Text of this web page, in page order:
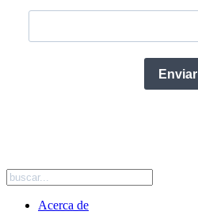
Enviar
Acerca de